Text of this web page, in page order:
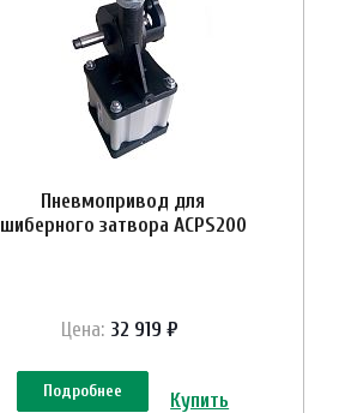
Пневмопривод для
шиберного затвора ACPS200
Цена: 32 919 ₽
Подробнее Купить